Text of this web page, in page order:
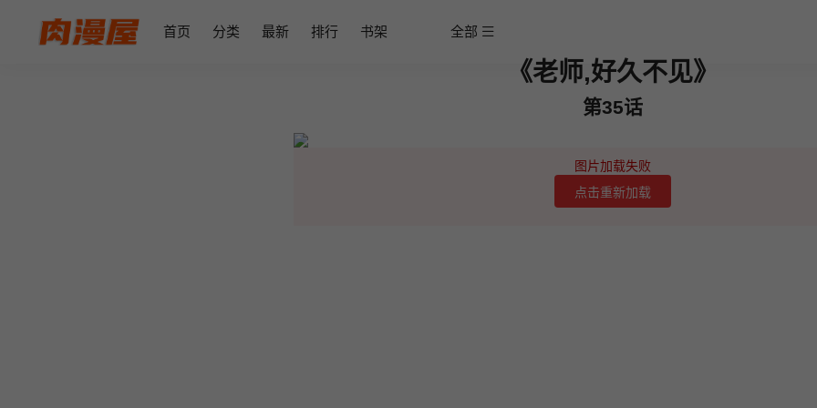
首页 分类 最新 排行 书架 全部
《老师,好久不见》
第35话
图片加载失败
点击重新加载